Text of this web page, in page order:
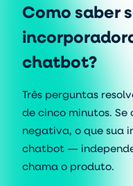
Como saber
chatbot?
Três perguntas
de cinco minutos.
negativa, o que sua
chatbot —
chama o produto.